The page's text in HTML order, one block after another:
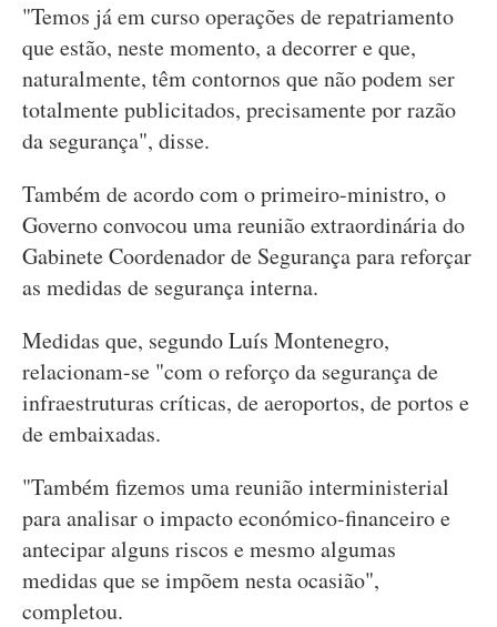
"Temos já em curso operações de repatriamento
que estão, neste momento, a decorrer e que,
naturalmente, têm contornos que não podem ser
totalmente publicitados, precisamente por razão
da segurança", disse.
Também de acordo com o primeiro-ministro, o
Governo convocou uma reunião extraordinária do
Gabinete Coordenador de Segurança para reforçar
as medidas de segurança interna.
Medidas que, segundo Luís Montenegro,
relacionam-se "com o reforço da segurança de
infraestruturas críticas, de aeroportos, de portos e
de embaixadas.
"Também fizemos uma reunião interministerial
para analisar o impacto económico-financeiro e
antecipar alguns riscos e mesmo algumas
medidas que se impõem nesta ocasião",
completou.